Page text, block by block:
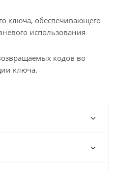
ключа, обеспечивающего
использования
кодов во
ключа.